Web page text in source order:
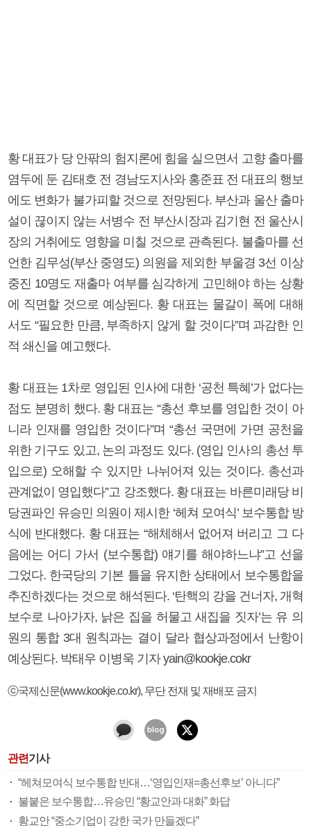
황 대표가 당 안팎의 험지론에 힘을 실으면서 고향 출마를
염두에 둔 김태호 전 경남도지사와 홍준표 전 대표의 행보
에도 변화가 불가피할 것으로 전망된다. 부산과 울산 출마
설이 끊이지 않는 서병수 전 부산시장과 김기현 전 울산시
장의 거취에도 영향을 미칠 것으로 관측된다. 불출마를 선
언한 김무성(부산 중영도) 의원을 제외한 부울경 3선 이상
중진 10명도 재출마 여부를 심각하게 고민해야 하는 상황
에 직면할 것으로 예상된다. 황 대표는 물갈이 폭에 대해
서도 “필요한 만큼, 부족하지 않게 할 것이다”며 과감한 인
적 쇄신을 예고했다.
황 대표는 1차로 영입된 인사에 대한 ‘공천 특혜’가 없다는
점도 분명히 했다. 황 대표는 “총선 후보를 영입한 것이 아
니라 인재를 영입한 것이다”며 “총선 국면에 가면 공천을
위한 기구도 있고, 논의 과정도 있다. (영입 인사의 총선 투
입으로) 오해할 수 있지만 나뉘어져 있는 것이다. 총선과
관계없이 영입했다”고 강조했다. 황 대표는 바른미래당 비
당권파인 유승민 의원이 제시한 ‘헤쳐 모여식’ 보수통합 방
식에 반대했다. 황 대표는 “해체해서 없어져 버리고 그 다
음에는 어디 가서 (보수통합) 얘기를 해야하느냐”고 선을
그었다. 한국당의 기본 틀을 유지한 상태에서 보수통합을
추진하겠다는 것으로 해석된다. ‘탄핵의 강을 건너자, 개혁
보수로 나아가자, 낡은 집을 허물고 새집을 짓자’는 유 의
원의 통합 3대 원칙과는 결이 달라 협상과정에서 난항이
예상된다. 박태우 이병욱 기자 yain@kookje.cokr
ⓒ국제신문(www.kookje.co.kr), 무단 전재 및 재배포 금지
관련기사
“헤쳐모여식 보수통합 반대…‘영입인재=총선후보’ 아니다”
불붙은 보수통합…유승민 “황교안과 대화” 화답
황교안 “중소기업이 강한 국가 만들겠다”